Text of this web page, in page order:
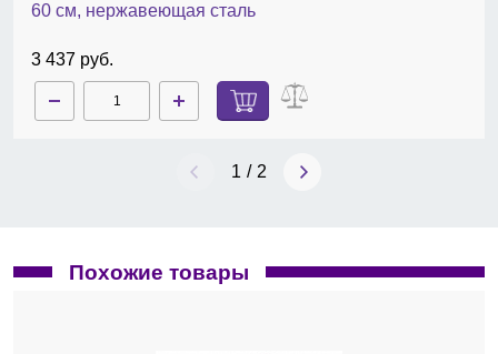
60 cм, нержавеющая сталь
3 437 руб.
1 / 2
Похожие товары